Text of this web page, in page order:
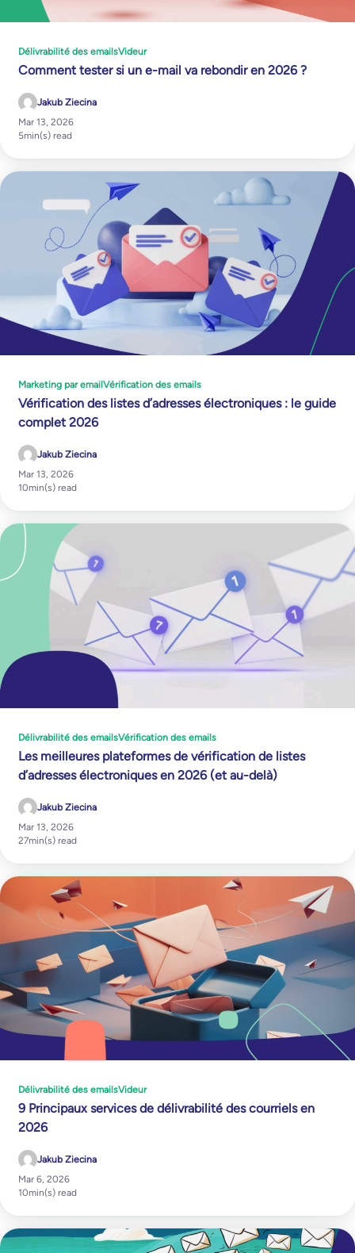
Délivrabilité des emailsVideur
Comment tester si un e-mail va rebondir en 2026 ?
Jakub Ziecina
Mar 13, 2026
5min(s) read
Marketing par email Vérification des emails
Vérification des listes d’adresses électroniques : le guide
complet 2026
Jakub Ziecina
Mar 13, 2026
10min(s) read
Délivrabilité des emailsVérification des emails
Les meilleures plateformes de vérification de listes
d’adresses électroniques en 2026 (et au-delà)
Jakub Ziecina
Mar 13, 2026
27min(s) read
Délivrabilité des emailsVideur
9 Principaux services de délivrabilité des courriels en
2026
Jakub Ziecina
Mar 6, 2026
10min(s) read